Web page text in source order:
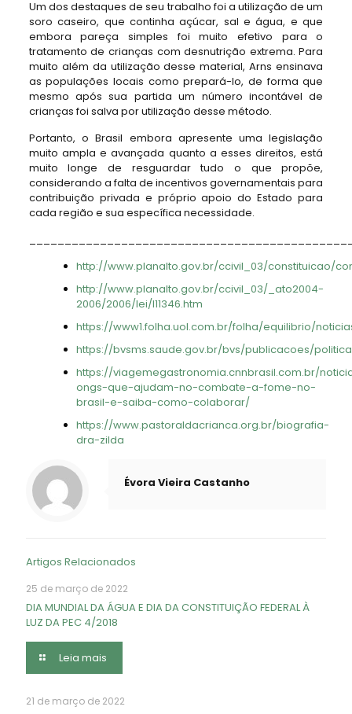
Um dos destaques de seu trabalho foi a utilização de um
soro caseiro, que continha açúcar, sal e água, e que
embora pareça simples foi muito efetivo para o
tratamento de crianças com desnutrição extrema. Para
muito além da utilização desse material, Arns ensinava
as populações locais como prepará-lo, de forma que
mesmo após sua partida um número incontável de
crianças foi salva por utilização desse método.
Portanto, o Brasil embora apresente uma legislação
muito ampla e avançada quanto a esses direitos, está
muito longe de resguardar tudo o que propõe,
considerando a falta de incentivos governamentais para
contribuição privada e próprio apoio do Estado para
cada região e sua específica necessidade.
http://www.planalto.gov.br/ccivil_03/constituicao/
http://www.planalto.gov.br/ccivil_03/_ato2004-
2006/2006/lei/l11346.htm
https://www1.folha.uol.com.br/folha/equilibrio/
https://bvsms.saude.gov.br/bvs/publicacoes/
https://viagemegastronomia.cnnbrasil.com.br/
ongs-que-ajudam-no-combate-a-fome-no-
brasil-e-saiba-como-colaborar/
https://www.pastoraldacrianca.org.br/biografia-
dra-zilda
Évora Vieira Castanho
Artigos Relacionados
25 de março de 2022
DIA MUNDIAL DA ÁGUA E DIA DA CONSTITUIÇÃO FEDERAL À
LUZ DA PEC 4/2018
Leia mais
21 de março de 2022